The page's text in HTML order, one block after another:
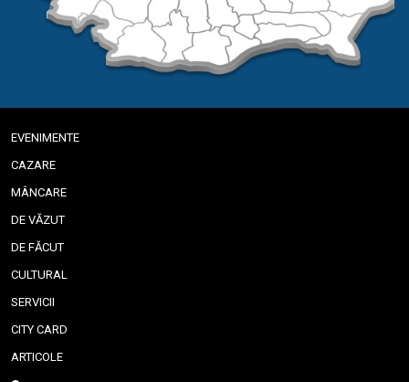
EVENIMENTE
CAZARE
MÂNCARE
DE VĂZUT
DE FĂCUT
CULTURAL
SERVICII
CITY CARD
ARTICOLE